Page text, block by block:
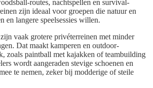
routes, nachtspellen en survival-
zijn ideaal voor groepen die natuur en
en langere speelsessies willen.
vaak grotere privéterreinen met minder
Dat maakt kamperen en outdoor-
zoals paintball met kajakken of teambuilding
wordt aangeraden stevige schoenen en
te nemen, zeker bij modderige of steile